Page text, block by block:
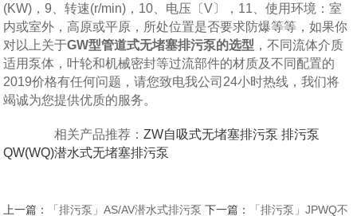
(KW)，9、转速(r/min)，10、电压〔V〕，11、使用环境：室
内或室外，高原或平原，所处位置是否要求防爆等等，如果你
对以上关于GW型管道式无堵塞排污泵的选型 ，不同流体介质
适用泵体，叶轮和机械密封等过流部件的材质及不同配置的
2019价格有任何问题，请您致电我公司24小时热线，我们将
竭诚为您提供优质的服务。
相关产品推荐：ZW自吸式无堵塞排污泵 排污泵
QW(WQ)潜水式无堵塞排污泵
上一篇： 「排污泵」AS/AV潜水式排污泵 下一篇： 「排污泵」JPWQ不